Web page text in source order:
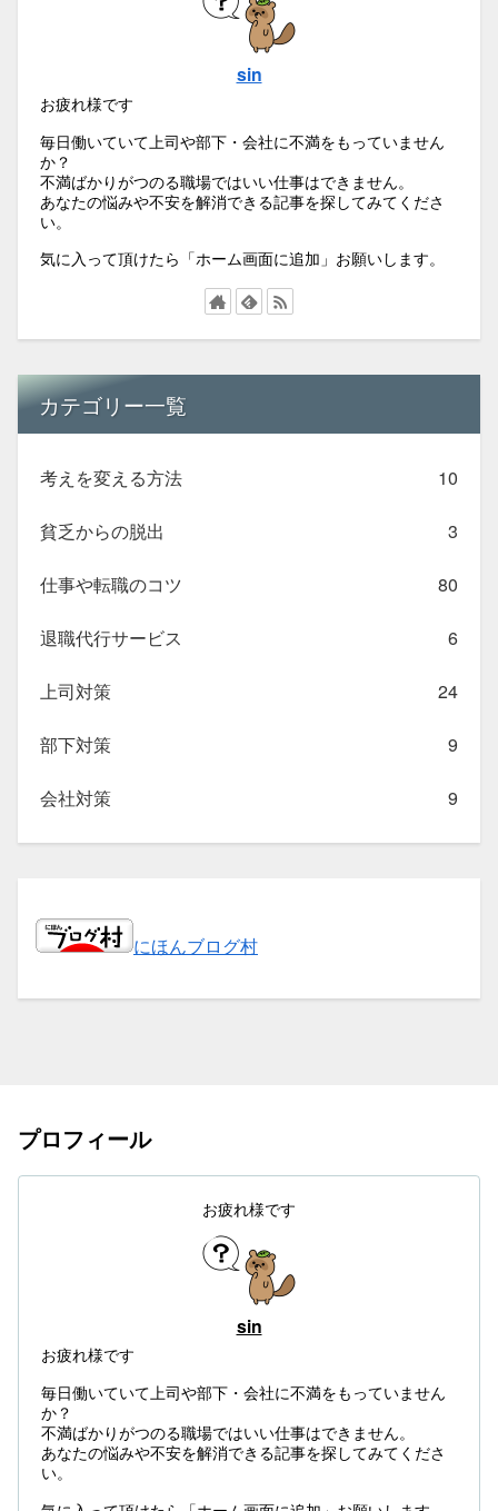
sin
お疲れ様です
毎日働いていて上司や部下・会社に不満をもっていません
か？
不満ばかりがつのる職場ではいい仕事はできません。
あなたの悩みや不安を解消できる記事を探してみてくださ
い。
気に入って頂けたら「ホーム画面に追加」お願いします。
カテゴリー一覧
考えを変える方法 10
貧乏からの脱出 3
仕事や転職のコツ 80
退職代行サービス 6
上司対策 24
部下対策 9
会社対策 9
にほんブログ村
プロフィール
お疲れ様です
sin
お疲れ様です
毎日働いていて上司や部下・会社に不満をもっていません
か？
不満ばかりがつのる職場ではいい仕事はできません。
あなたの悩みや不安を解消できる記事を探してみてくださ
い。